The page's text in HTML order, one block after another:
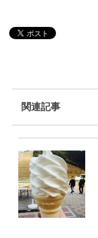
関連記事